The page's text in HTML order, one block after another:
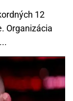
12
Organizácia